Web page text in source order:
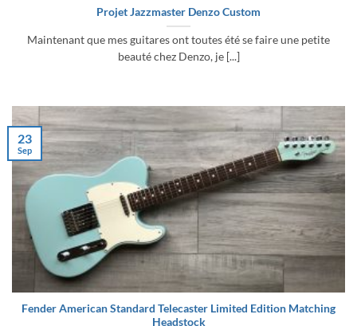
Projet Jazzmaster Denzo Custom
Maintenant que mes guitares ont toutes été se faire une petite
beauté chez Denzo, je [...]
Fender American Standard Telecaster Limited Edition Matching
Headstock
23
Sep